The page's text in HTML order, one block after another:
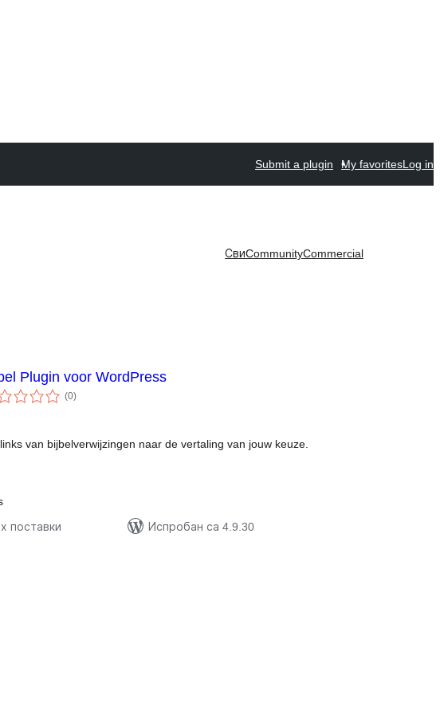
Submit a plugin My favoritesLog in
СвиCommunityCommercial
Plugin voor WordPress
(0укупних
оцена
)
van bijbelverwijzingen naar de vertaling van jouw keuze.
поставки
Испробан са 4.9.30